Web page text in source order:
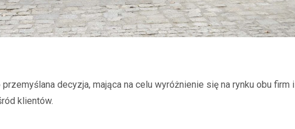
decyzja, mająca na celu wyróżnienie się na rynku obu firm i
klientów.